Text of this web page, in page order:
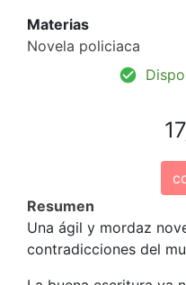
Materias
Novela policiaca
Resumen
Una ágil y mordaz
contradicciones del